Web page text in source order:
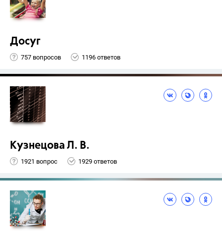
Досуг
757 вопросов 1196 ответов
Кузнецова Л. В.
1921 вопрос 1929 ответов